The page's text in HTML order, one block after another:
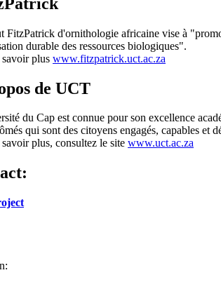
FitzPatrick d'ornithologie africaine vise à
durable des ressources biologiques".
plus www.fitzpatrick.uct.ac.za
de UCT
du Cap est connue pour son excellence
qui sont des citoyens engagés, capables et
plus, consultez le site www.uct.ac.za